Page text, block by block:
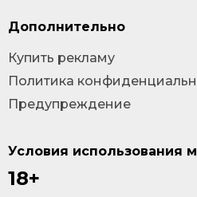
Условия использования
18+
Дополнительно
Купить рекламу
Политика
Предупреждение